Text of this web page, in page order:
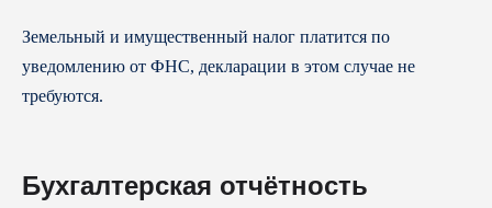
Земельный и имущественный налог платится по
уведомлению от ФНС, декларации в этом случае не
требуются.
Бухгалтерская отчётность